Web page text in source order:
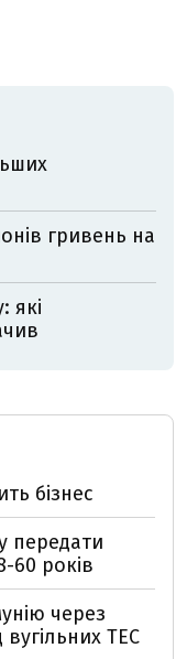
гривень на
які
бізнес
передати
60 років
через
вугільних ТЕС